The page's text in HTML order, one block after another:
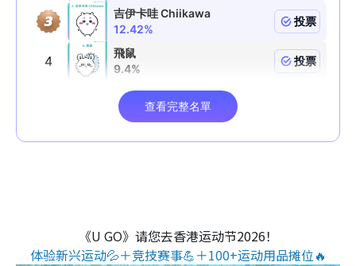
《U GO》请您去香港运动节2026！
体验新兴运动💦＋竞技赛事💪＋100+运动用品摊位🔥